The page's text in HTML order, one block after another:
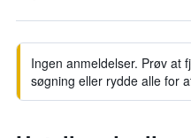
Ingen anmeldelser. Prøv at
søgning eller rydde alle for